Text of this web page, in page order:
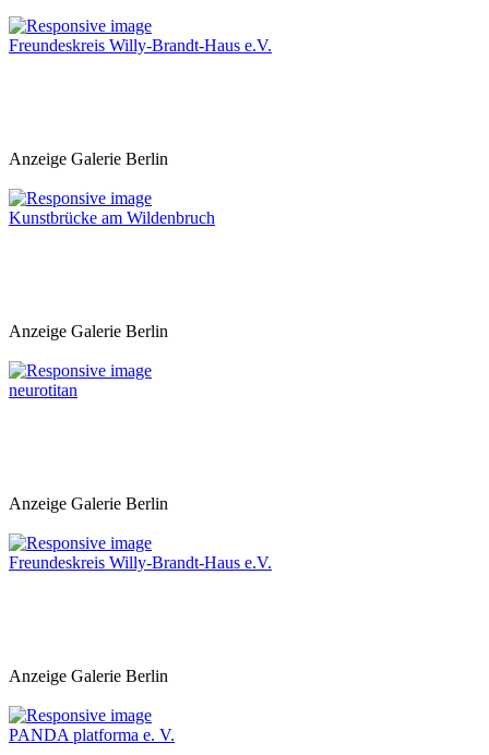
Freundeskreis Willy-Brandt-Haus e.V.
Anzeige Galerie Berlin
Kunstbrücke am Wildenbruch
Anzeige Galerie Berlin
neurotitan
Anzeige Galerie Berlin
Freundeskreis Willy-Brandt-Haus e.V.
Anzeige Galerie Berlin
PANDA platforma e. V.